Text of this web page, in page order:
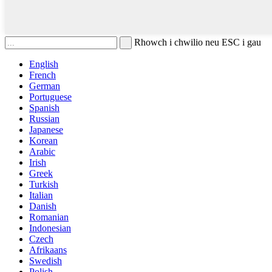
Rhowch i chwilio neu ESC i gau
English
French
German
Portuguese
Spanish
Russian
Japanese
Korean
Arabic
Irish
Greek
Turkish
Italian
Danish
Romanian
Indonesian
Czech
Afrikaans
Swedish